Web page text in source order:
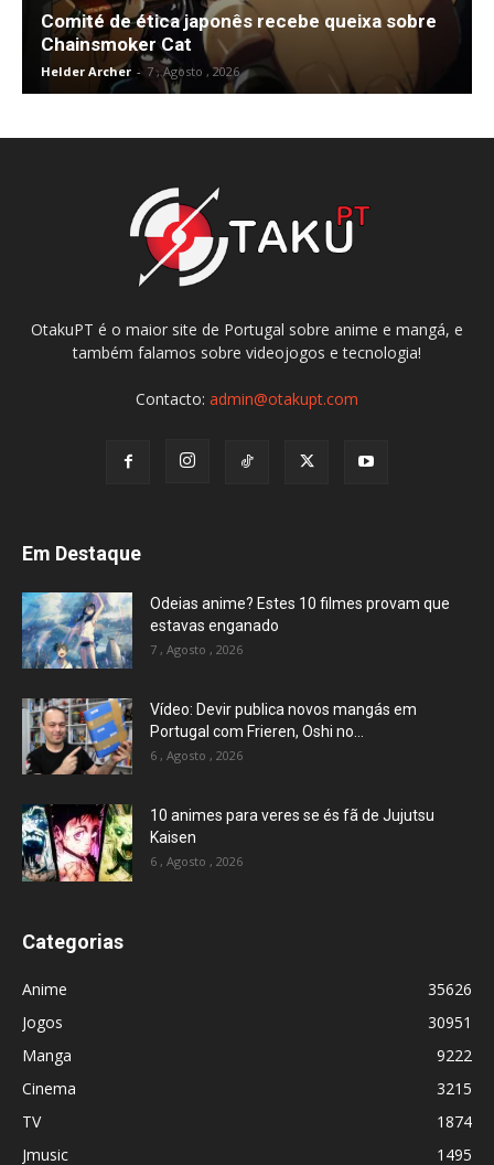
Comité de ética japonês recebe queixa sobre
Chainsmoker Cat
Helder Archer - 7 , Agosto , 2026
OtakuPT é o maior site de Portugal sobre anime e mangá, e
também falamos sobre videojogos e tecnologia!
Contacto: admin@otakupt.com
Em Destaque
Odeias anime? Estes 10 filmes provam que
estavas enganado
7 , Agosto , 2026
Vídeo: Devir publica novos mangás em
Portugal com Frieren, Oshi no...
6 , Agosto , 2026
10 animes para veres se és fã de Jujutsu
Kaisen
6 , Agosto , 2026
Categorias
Anime
35626
Jogos
30951
Manga
9222
Cinema
3215
TV
1874
Jmusic
1495